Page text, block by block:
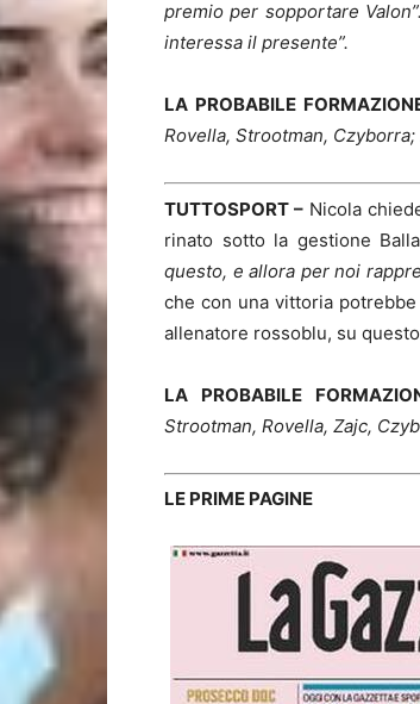
premio per sopportare Valon”.
interessa il presente”.
LA PROBABILE
Rovella, Strootman,
TUTTOSPORT – Nicola
rinato sotto la gestione
questo, e allora per noi
che con una vittoria
allenatore rossoblu, su questo
LA PROBABILE
Strootman, Rovella, Zajc,
LE PRIME PAGINE